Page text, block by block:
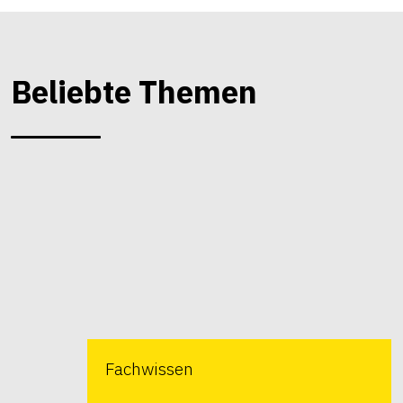
Beliebte Themen
Fachwissen